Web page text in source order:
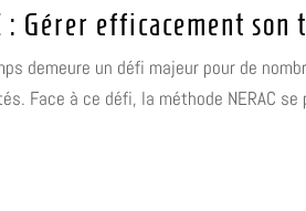
: Gérer efficacement son
demeure un défi majeur pour de
Face à ce défi, la méthode NERAC